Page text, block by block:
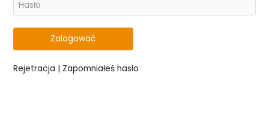
Rejetracja | Zapomniałeś hasło